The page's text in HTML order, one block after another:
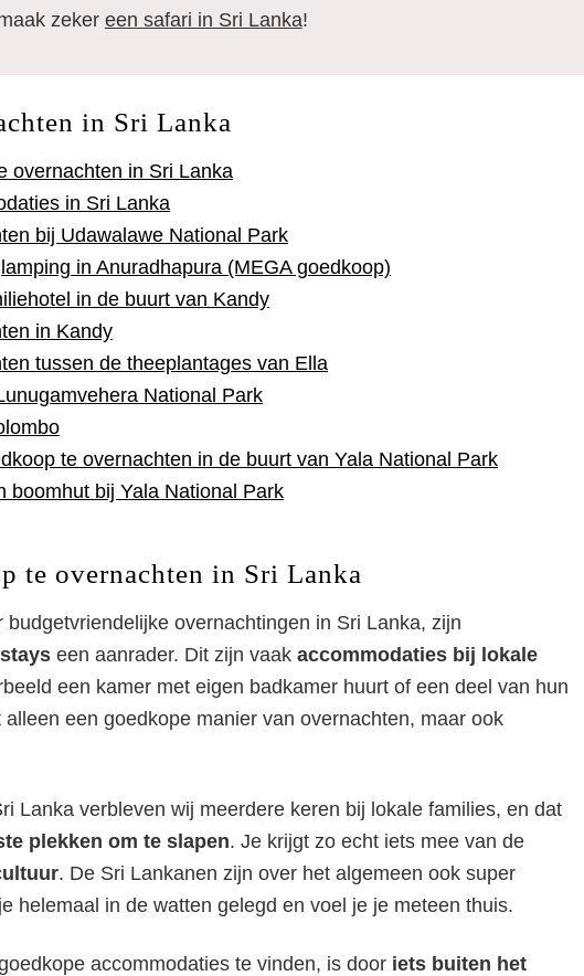
zeker een safari in Sri Lanka!
in Sri Lanka
overnachten in Sri Lanka
in Sri Lanka
bij Udawalawe National Park
in Anuradhapura (MEGA goedkoop)
in de buurt van Kandy
in Kandy
tussen de theeplantages van Ella
National Park
te overnachten in de buurt van Yala National Park
boomhut bij Yala National Park
te overnachten in Sri Lanka
overnachtingen in Sri Lanka, zijn
een aanrader. Dit zijn vaak accommodaties bij lokale
een kamer met eigen badkamer huurt of een deel van hun
een goedkope manier van overnachten, maar ook
Lanka verbleven wij meerdere keren bij lokale families, en dat
plekken om te slapen. Je krijgt zo echt iets mee van de
. De Sri Lankanen zijn over het algemeen ook super
helemaal in de watten gelegd en voel je je meteen thuis.
accommodaties te vinden, is door iets buiten het